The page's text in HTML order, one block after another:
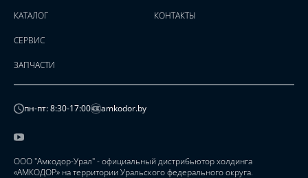
КАТАЛОГ
СЕРВИС
ЗАПЧАСТИ
КОНТАКТЫ
пн-пт: 8:30-17:00 amkodor.by
ООО "Амкодор-Урал" - официальный дистрибьютор холдинга
«АМКОДОР» на территории Уральского федерального округа.